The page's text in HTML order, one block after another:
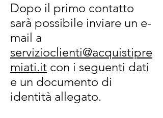
Dopo il primo contatto
sarà possibile inviare un e-
mail a
servizioclienti@acquistipre
miati.it con i seguenti dati
e un documento di
identità allegato.